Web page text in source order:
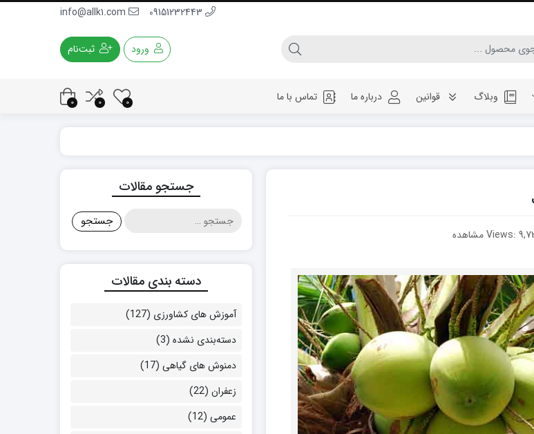
ورود ثبت‌نام
وبلاگ قوانین درباره ما تماس با ما 0
0
0
جستجو مقالات
جستجو
برای:
دسته بندی مقالات
آموزش های کشاورزی (127)
دسته‌بندی نشده (3)
دمنوش های گیاهی (17)
زعفران (22)
عمومی (12)